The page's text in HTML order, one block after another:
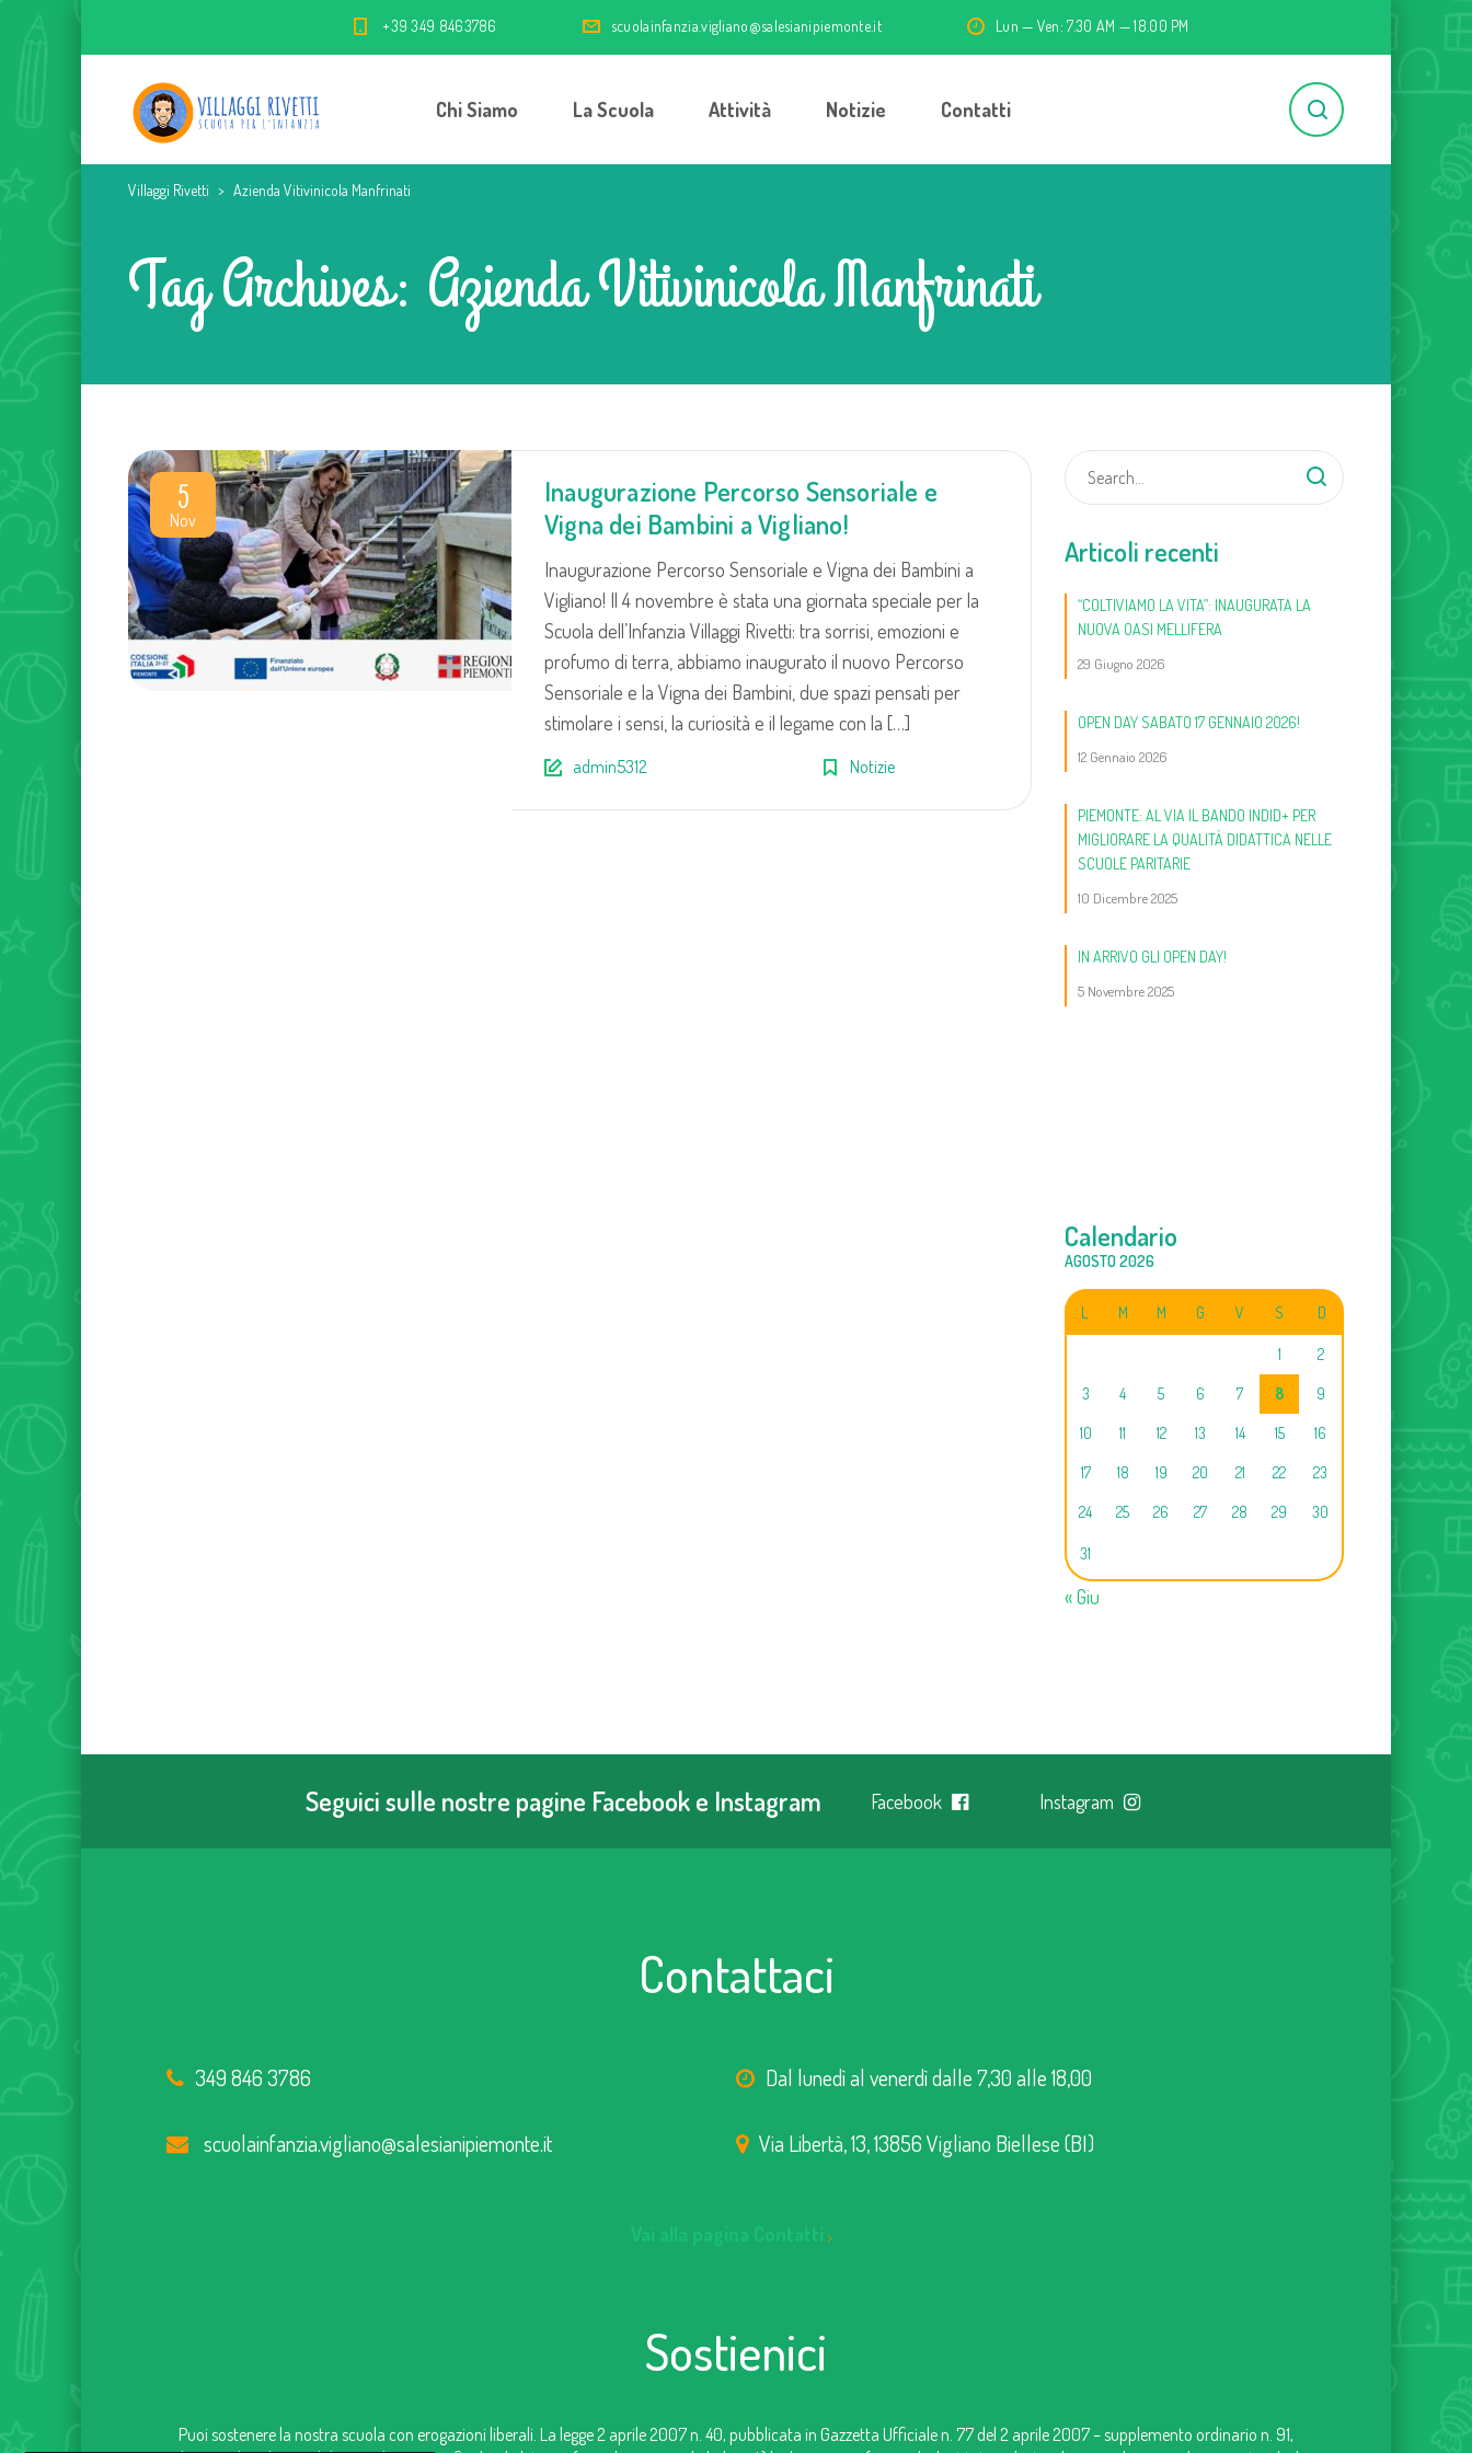
+39 349 8463786 scuolainfanzia.vigliano@salesianipiemonte.it Lun — Ven: 7.30 AM — 18.00 PM
Chi Siamo La Scuola Attività Notizie Contatti
Villaggi Rivetti > Azienda Vitivinicola Manfrinati
Tag Archives: Azienda Vitivinicola Manfrinati
5
Nov
Inaugurazione Percorso Sensoriale e
Vigna dei Bambini a Vigliano!
Inaugurazione Percorso Sensoriale e Vigna dei Bambini a
Vigliano! Il 4 novembre è stata una giornata speciale per la
Scuola dell’Infanzia Villaggi Rivetti: tra sorrisi, emozioni e
profumo di terra, abbiamo inaugurato il nuovo Percorso
Sensoriale e la Vigna dei Bambini, due spazi pensati per
stimolare i sensi, la curiosità e il legame con la […]
admin5312 Notizie
Articoli recenti
“COLTIVIAMO LA VITA”: INAUGURATA LA
NUOVA OASI MELLIFERA
29 Giugno 2026
OPEN DAY SABATO 17 GENNAIO 2026!
12 Gennaio 2026
PIEMONTE: AL VIA IL BANDO INDID+ PER
MIGLIORARE LA QUALITÀ DIDATTICA NELLE
SCUOLE PARITARIE
10 Dicembre 2025
IN ARRIVO GLI OPEN DAY!
5 Novembre 2025
Calendario
AGOSTO 2026
L M M G V S D
1 2
3 4 5 6 7 8 9
10 11 12 13 14 15 16
17 18 19 20 21 22 23
24 25 26 27 28 29 30
31
« Giu
Seguici sulle nostre pagine Facebook e Instagram Facebook Instagram
Contattaci
349 846 3786
scuolainfanzia.vigliano@salesianipiemonte.it
Dal lunedì al venerdì dalle 7,30 alle 18,00
Via Libertà, 13, 13856 Vigliano Biellese (BI)
Sostienici
Puoi sostenere la nostra scuola con erogazioni liberali. La legge 2 aprile 2007 n. 40, pubblicata in Gazzetta Ufficiale n. 77 del 2 aprile 2007 – supplemento ordinario n. 91,